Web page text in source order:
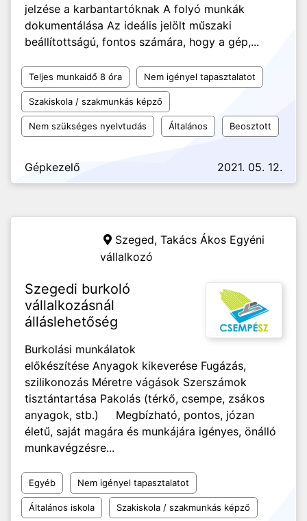
jelzése a karbantartóknak A folyó munkák
dokumentálása Az ideális jelölt műszaki
beállítottságú, fontos számára, hogy a gép,...
Teljes munkaidő 8 óra Nem igényel tapasztalatot
Szakiskola / szakmunkás képző
Nem szükséges nyelvtudás Általános Beosztott
Gépkezelő 2021. 05. 12.
Szeged, Takács Ákos Egyéni
vállalkozó
Szegedi burkoló
vállalkozásnál
álláslehetőség
Burkolási munkálatok
előkészítése Anyagok kikeverése Fugázás,
szilikonozás Méretre vágások Szerszámok
tisztántartása Pakolás (térkő, csempe, zsákos
anyagok, stb.) Megbízható, pontos, józan
életű, saját magára és munkájára igényes, önálló
munkavégzésre...
Egyéb Nem igényel tapasztalatot
Általános iskola Szakiskola / szakmunkás képző